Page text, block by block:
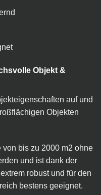
Objekt &
auf und
Objekten
von bis zu 2000 m2 ohne
und ist dank der
robust und für den
bestens geeignet.